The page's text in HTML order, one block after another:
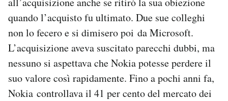
quando l’acquisto fu ultimato. Due sue colleghi
non lo fecero e si dimisero poi da Microsoft.
L’acquisizione aveva suscitato parecchi dubbi, ma
nessuno si aspettava che Nokia potesse perdere il
suo valore così rapidamente. Fino a pochi anni fa,
Nokia controllava il 41 per cento del mercato dei